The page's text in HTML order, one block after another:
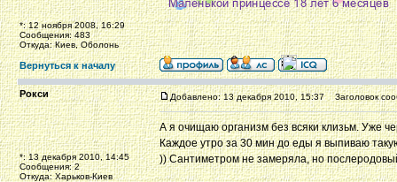
*: 12 ноября 2008, 16:29
Сообщения: 483
Откуда: Киев, Оболонь
Вернуться к началу
Рокси
*: 13 декабря 2010, 14:45
Сообщения: 2
Откуда: Харьков-Киев
Добавлено: 13 декабря 2010, 15:37 Заголовок
А я очищаю организм без всяки клизьм. Уже
Каждое утро за 30 мин до еды я выпиваю
)) Сантиметром не замеряла, но